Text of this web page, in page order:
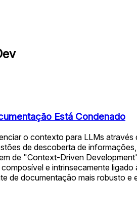
Está Condenado
o contexto para LLMs
de descoberta de
de "Context-Driven
e intrinsecamente
de documentação mais robusto e